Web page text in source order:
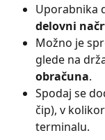
Uporabnika
delovni
Možno je
glede na
obračuna.
Spodaj se
čip), v
terminalu.